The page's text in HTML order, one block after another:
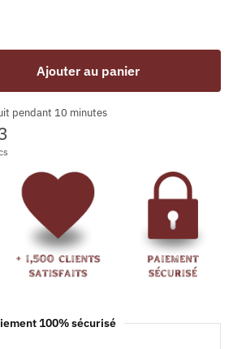
Ajouter au panier
pendant 10 minutes
100% sécurisé